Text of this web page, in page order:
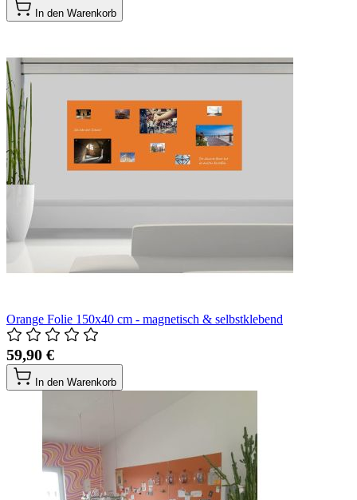
In den Warenkorb
Orange Folie 150x40 cm - magnetisch & selbstklebend
59,90 €
In den Warenkorb